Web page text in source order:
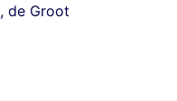
,de Groot